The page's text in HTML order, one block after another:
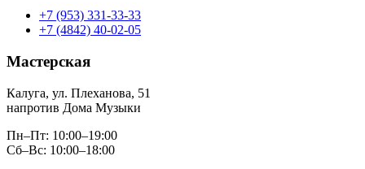
+7 (953) 331-33-33
+7 (4842) 40-02-05
Мастерская
Калуга, ул. Плеханова, 51
напротив Дома Музыки
Пн–Пт: 10:00–19:00
Сб–Вс: 10:00–18:00